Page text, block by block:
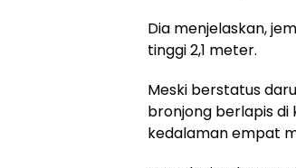
Dia menjelaskan,
tinggi 2,1 meter.
Meski berstatus
bronjong berlapis di
kedalaman empat